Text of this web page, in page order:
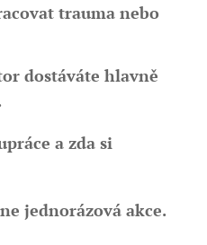
trauma nebo
dostáváte hlavně
a zda si
jednorázová akce.